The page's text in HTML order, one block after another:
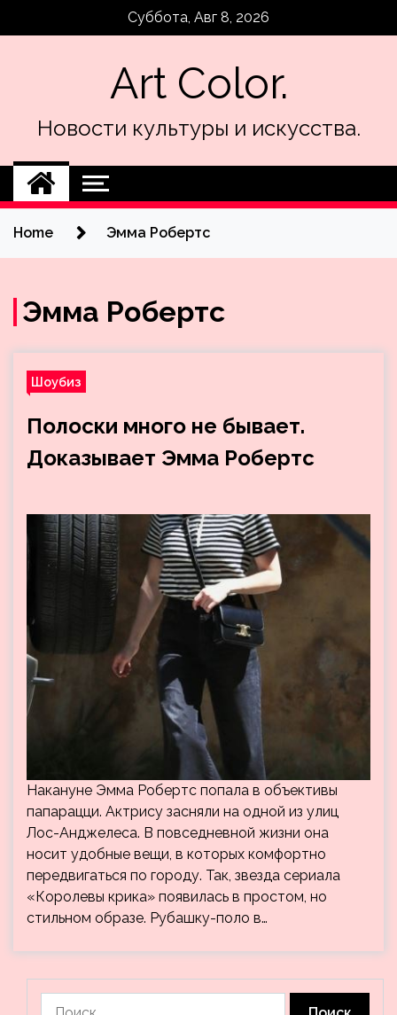
Суббота, Авг 8, 2026
Art Color.
Новости культуры и искусства.
Home Эмма Робертс
Эмма Робертс
Шоубиз
Полоски много не бывает.
Доказывает Эмма Робертс
Накануне Эмма Робертс попала в объективы
папарацци. Актрису засняли на одной из улиц
Лос-Анджелеса. В повседневной жизни она
носит удобные вещи, в которых комфортно
передвигаться по городу. Так, звезда сериала
«Королевы крика» появилась в простом, но
стильном образе. Рубашку-поло в…